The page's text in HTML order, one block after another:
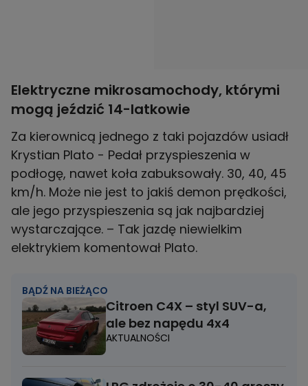
Elektryczne mikrosamochody, którymi
mogą jeździć 14-latkowie
Za kierownicą jednego z taki pojazdów usiadł
Krystian Plato - Pedał przyspieszenia w
podłogę, nawet koła zabuksowały. 30, 40, 45
km/h. Może nie jest to jakiś demon prędkości,
ale jego przyspieszenia są jak najbardziej
wystarczające. – Tak jazdę niewielkim
BĄDŹ NA BIEŻĄCO
Citroen C4X – styl SUV-a,
ale bez napędu 4x4
AKTUALNOŚCI